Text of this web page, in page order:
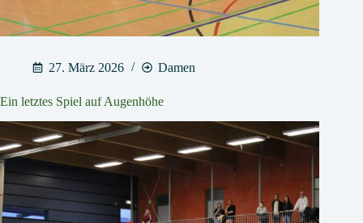
27. März 2026 Damen
Ein letztes Spiel auf Augenhöhe